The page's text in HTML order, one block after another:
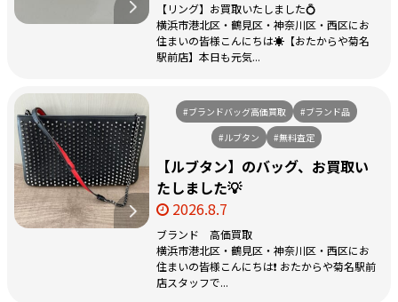
【リング】お買取いたしました💍
横浜市港北区・鶴見区・神奈川区・西区にお
住まいの皆様こんにちは☀️【おたからや菊名
駅前店】本日も元気...
#ブランドバッグ高価買取
#ブランド品
#ルブタン
#無料査定
【ルブタン】のバッグ、お買取い
たしました💡
2026.8.7
ブランド 高価買取
横浜市港北区・鶴見区・神奈川区・西区にお
住まいの皆様こんにちは❗️ おたからや菊名駅前
店スタッフで...